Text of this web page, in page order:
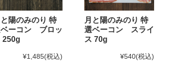
と陽のみのり 特
ーコン ブロッ
250g
¥1,485(税込)
月と陽のみのり 特
選ベーコン スライ
ス 70g
¥540(税込)